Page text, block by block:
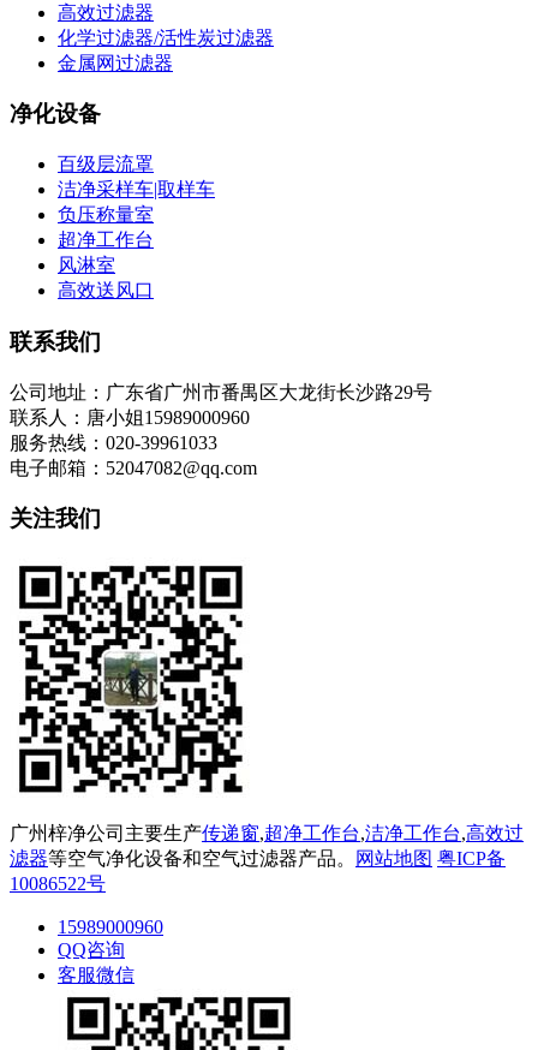
高效过滤器
化学过滤器/活性炭过滤器
金属网过滤器
净化设备
百级层流罩
洁净采样车|取样车
负压称量室
超净工作台
风淋室
高效送风口
联系我们
公司地址：广东省广州市番禺区大龙街长沙路29号
联系人：唐小姐15989000960
服务热线：020-39961033
电子邮箱：52047082@qq.com
关注我们
广州梓净公司主要生产传递窗,超净工作台,洁净工作台,高效过
滤器等空气净化设备和空气过滤器产品。 网站地图 粤ICP备
10086522号
15989000960
QQ咨询
客服微信